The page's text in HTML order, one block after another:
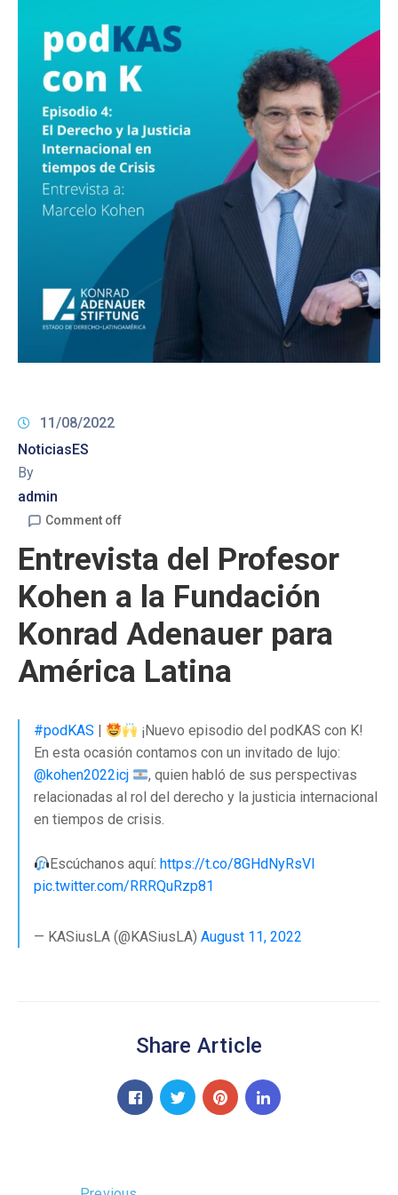
11/08/2022
NoticiasES
By
admin
Comment off
Entrevista del Profesor
Kohen a la Fundación
Konrad Adenauer para
América Latina
#podKAS |
¡Nuevo episodio del podKAS con K!
En esta ocasión contamos con un invitado de lujo:
@kohen2022icj
, quien habló de sus perspectivas
relacionadas al rol del derecho y la justicia internacional
en tiempos de crisis.
Escúchanos aquí:https://t.co/8GHdNyRsVl
pic.twitter.com/RRRQuRzp81
— KASiusLA (@KASiusLA) August 11, 2022
Share Article